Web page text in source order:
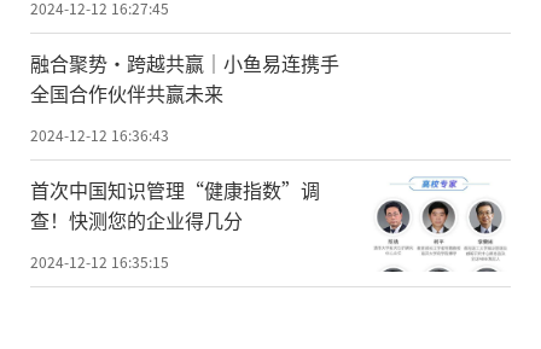
2024-12-12 16:27:45
融合聚势·跨越共赢｜小鱼易连携手
全国合作伙伴共赢未来
2024-12-12 16:36:43
首次中国知识管理“健康指数”调
查！快测您的企业得几分
2024-12-12 16:35:15